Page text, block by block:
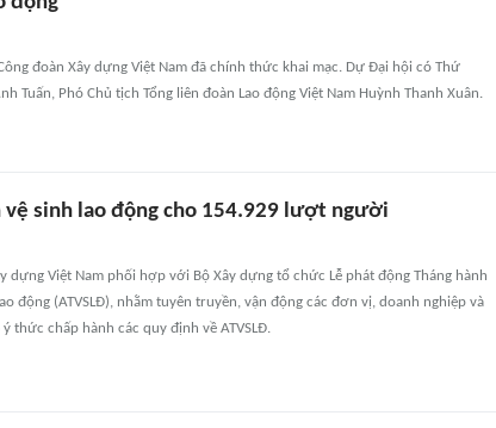
đoàn Xây dựng Việt Nam đã chính thức khai mạc. Dự Đại hội có Thứ
Tuấn, Phó Chủ tịch Tổng liên đoàn Lao động Việt Nam Huỳnh Thanh Xuân.
vệ sinh lao động cho 154.929 lượt người
dựng Việt Nam phối hợp với Bộ Xây dựng tổ chức Lễ phát động Tháng hành
động (ATVSLĐ), nhằm tuyên truyền, vận động các đơn vị, doanh nghiệp và
thức chấp hành các quy định về ATVSLĐ.